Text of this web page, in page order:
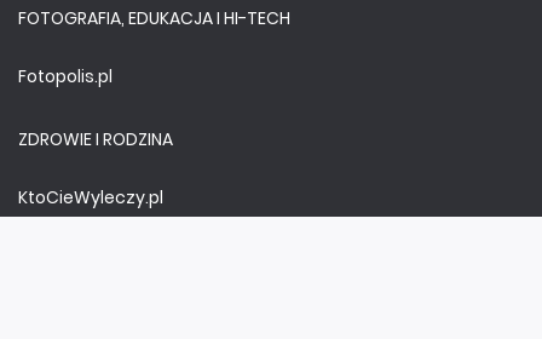
FOTOGRAFIA, EDUKACJA I HI-TECH
Fotopolis.pl
ZDROWIE I RODZINA
KtoCieWyleczy.pl